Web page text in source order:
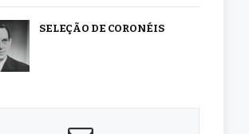
SELEÇÃO DE CORONÉIS